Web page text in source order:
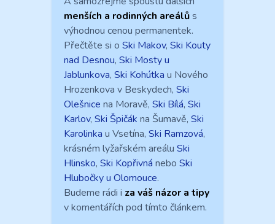
menších a rodinných areálůs
výhodnou cenou permanentek.
Přečtěte si o Ski Makov, Ski Kouty
nad Desnou, Ski Mosty u
Jablunkova, Ski Kohútka u Nového
Hrozenkova v Beskydech, Ski
Olešnice na Moravě, Ski Bílá, Ski
Karlov, Ski Špičák na Šumavě, Ski
Karolinka u Vsetína, Ski Ramzová,
krásném lyžařském areálu Ski
Hlinsko, Ski Kopřivná nebo Ski
Hlubočky u Olomouce.
Budeme rádi i za váš názor a tipy
v komentářích pod tímto článkem.